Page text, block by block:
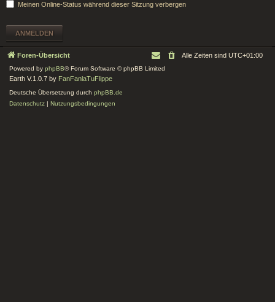
Meinen Online-Status während dieser Sitzung verbergen
Foren-Übersicht Alle Zeiten sind UTC+01:00
Powered by phpBB® Forum Software © phpBB Limited
Earth V.1.0.7 by FanFanlaTuFlippe
Deutsche Übersetzung durch phpBB.de
Datenschutz | Nutzungsbedingungen